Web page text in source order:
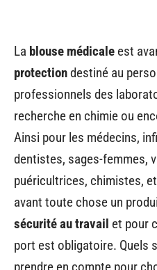
La blouse médicale est
protectiondestiné au
professionnels des
recherche en chimie ou
Ainsi pour les médecins,
dentistes, sages-femmes,
puéricultrices, chimistes,
avant toute chose un
sécurité au travail et pour
port est obligatoire. Quels